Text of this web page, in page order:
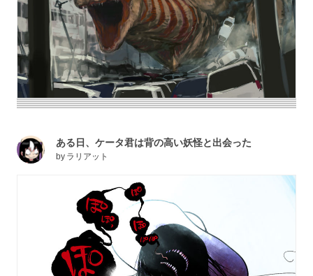
ある日、ケータ君は背の高い妖怪と出会った
by ラリアット